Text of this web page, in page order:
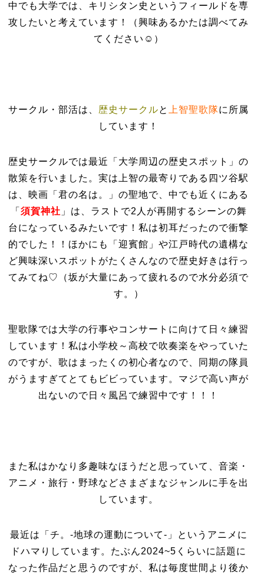
中でも大学では、キリシタン史というフィールドを専
攻したいと考えています！（興味あるかたは調べてみ
てください☺）
サークル・部活は、 歴史サークルと 上智聖歌隊に所属
しています！
歴史サークルでは最近「大学周辺の歴史スポット」の
散策を行いました。実は上智の最寄りである四ツ谷駅
は、映画「君の名は。」の聖地で、中でも近くにある
「 須賀神社 」は、ラストで2人が再開するシーンの舞
台になっているみたいです！私は初耳だったので衝撃
的でした！！ほかにも「迎賓館」や江戸時代の遺構な
ど興味深いスポットがたくさんなので歴史好きは行っ
てみてね♡（坂が大量にあって疲れるので水分必須で
す。）
聖歌隊では大学の行事やコンサートに向けて日々練習
しています！私は小学校～高校で吹奏楽をやっていた
のですが、歌はまったくの初心者なので、同期の隊員
がうますぎてとてもビビっています。マジで高い声が
出ないので日々風呂で練習中です！！！
また私はかなり多趣味なほうだと思っていて、音楽・
アニメ・旅行・野球などさまざまなジャンルに手を出
しています。
最近は「チ。-地球の運動について-」というアニメに
ドハマりしています。たぶん2024~5くらいに話題に
なった作品だと思うのですが、私は毎度世間より後か